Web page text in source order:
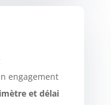
engagement
et délai